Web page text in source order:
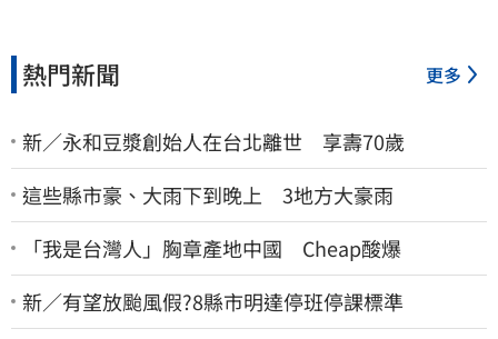
熱門新聞 更多
新／永和豆漿創始人在台北離世 享壽70歲
這些縣市豪、大雨下到晚上 3地方大豪雨
「我是台灣人」胸章產地中國 Cheap酸爆
新／有望放颱風假?8縣市明達停班停課標準